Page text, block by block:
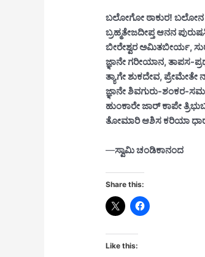
ಬಲೋಗೋ ಠಾಕುರ! ಬಲೋನ
ಬ್ರಹ್ಮತೇಜದೀಪ್ತ ಆನನ
ಬೀರೇಶ್ವರ ಅಮಿತಬೀರ್ಯ,
ಜ್ಞಾನೇ ಗರೀಯಾನ, ತಾಪಸ-
ತ್ಯಾಗೇ ಶುಕದೇವ,
ಜ್ಞಾನೇ ಶಿವಗುರು-ಶಂಕರ-
ಹುಂಕಾರೇ ಜಾರ್ ಕಾಪೇ
ತೋಮಾರಿ ಆಶಿಸ ಕರಿಯಾ
—ಸ್ವಾಮಿ ಚಂಡಿಕಾನಂದ
Share this:
Like this: